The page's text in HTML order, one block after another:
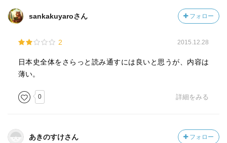
sankakuyaroさん フォロー
2 2015.12.28
日本史全体をさらっと読み通すには良いと思うが、内容は
薄い。
0 詳細をみる
あきのすけさん フォロー